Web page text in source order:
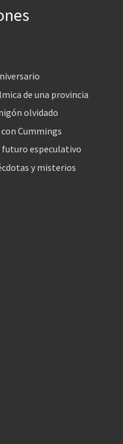
de una provincia
olvidado
Cummings
futuro especulativo
y misterios